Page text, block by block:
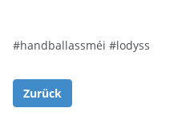
#handballassméi #lodyss
Zurück